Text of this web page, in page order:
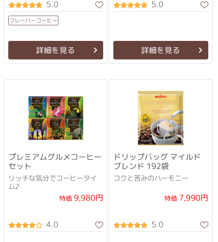
5.0
フレーバーコーヒー
詳細を見る
5.0
詳細を見る
プレミアムグルメコーヒー
セット
リッチな気分でコーヒータイ
ム♪
特価9,980円
4.0
ドリップバッグ マイルド
ブレンド 192袋
コクと苦みのハーモニー
特価7,990円
5.0